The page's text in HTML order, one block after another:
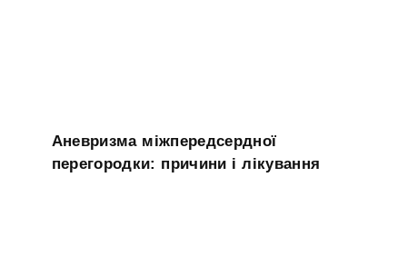
Аневризма міжпередсердної
перегородки: причини і лікування